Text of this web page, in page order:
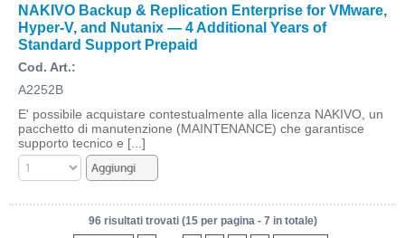
NAKIVO Backup & Replication Enterprise for VMware,
Hyper-V, and Nutanix — 4 Additional Years of
Standard Support Prepaid
Cod. Art.:
A2252B
E' possibile acquistare contestualmente alla licenza NAKIVO, un
pacchetto di manutenzione (MAINTENANCE) che garantisce
supporto tecnico e [...]
96 risultati trovati (15 per pagina - 7 in totale)